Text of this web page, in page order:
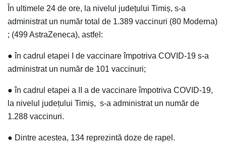
În ultimele 24 de ore, la nivelul județului Timiș, s-a
administrat un număr total de 1.389 vaccinuri (80 Moderna)
; (499 AstraZeneca), astfel:
● în cadrul etapei I de vaccinare împotriva COVID-19 s-a
administrat un număr de 101 vaccinuri;
● în cadrul etapei a II a de vaccinare împotriva COVID-19,
la nivelul județului Timiș, s-a administrat un număr de
1.288 vaccinuri.
● Dintre acestea, 134 reprezintă doze de rapel.